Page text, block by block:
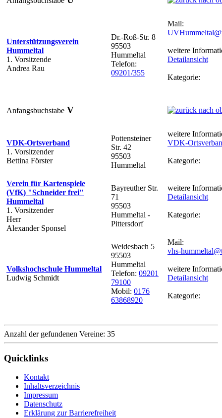
Unterstützungsverein
Hummeltal
1. Vorsitzende
Andrea Rau
Dr.-Roß-Str. 8
95503
Hummeltal
Telefon:
09201/355
Mail:
weitere
Detailansicht
Kategorie:
Anfangsbuchstabe V
VDK-Ortsverband
1. Vorsitzender
Bettina Förster
Pottensteiner
Str. 42
95503
Hummeltal
weitere
VDK-
Kategorie:
Verein für Kartenspiele
(VfK) "Schneider frei"
Hummeltal
1. Vorsitzender
Herr
Alexander Sponsel
Bayreuther Str.
71
95503
Hummeltal -
Pittersdorf
weitere
Detailansicht
Kategorie:
Volkshochschule Hummeltal
Ludwig Schmidt
Weidesbach 5
95503
Hummeltal
Telefon: 09201
79100
Mobil: 0176
63868920
Mail:
vhs-
weitere
Detailansicht
Kategorie:
Anzahl der gefundenen Vereine: 35
Quicklinks
Kontakt
Inhaltsverzeichnis
Impressum
Datenschutz
Erklärung zur Barrierefreiheit